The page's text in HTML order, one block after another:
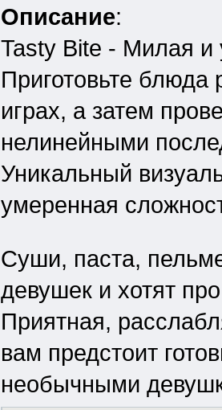
Описание:
Tasty Bite - Милая и
Приготовьте блюда
играх, а затем
нелинейными
Уникальный
умеренная
Суши, паста,
девушек и хотят
Приятная,
вам предстоит
необычными